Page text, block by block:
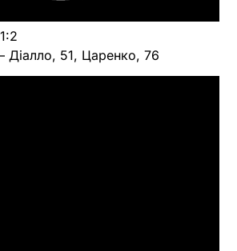
Діалло, 51, Царенко, 76